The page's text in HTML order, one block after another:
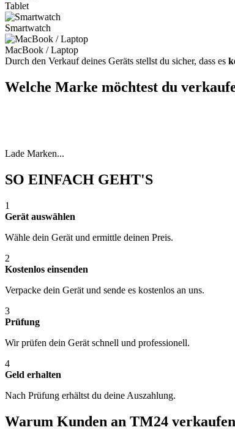
Tablet
Smartwatch
MacBook / Laptop
Durch den Verkauf deines Geräts stellst du sicher, dass es
Welche Marke möchtest du
Lade Marken...
SO EINFACH GEHT'S
1
Gerät auswählen
Wähle dein Gerät und ermittle deinen Preis.
2
Kostenlos einsenden
Verpacke dein Gerät und sende es kostenlos an uns.
3
Prüfung
Wir prüfen dein Gerät schnell und professionell.
4
Geld erhalten
Nach Prüfung erhältst du deine Auszahlung.
Warum Kunden an TM24 verkaufen